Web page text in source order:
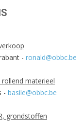
- ronald@obbc.be
materieel
- basile@obbc.be
grondstoffen